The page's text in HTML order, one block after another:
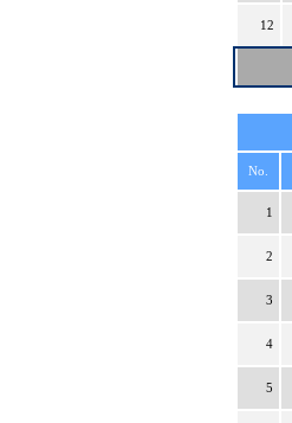
12
No.
1
2
3
4
5